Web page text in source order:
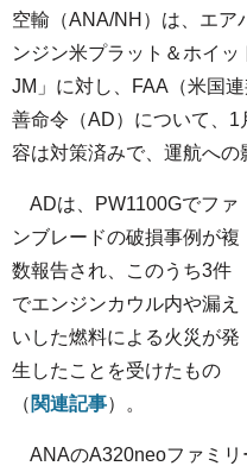
空輸（ANA/NH）は、エア
ンジン米プラット＆ホイ
JM」に対し、FAA（米国
善命令（AD）について、
容は対策済みで、運航への
ADは、PW1100Gでファ
ンブレードの破損事例が複
数報告され、このうち3件
でエンジンカウル内や漏え
いした燃料による火災が発
生したことを受けたもの
（ 関連記事）。
ANAのA320neoファミリ